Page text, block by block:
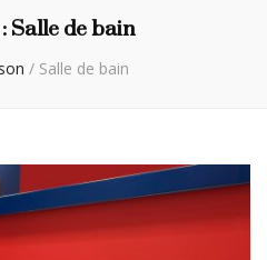
Salle de bain
/ Salle de bain